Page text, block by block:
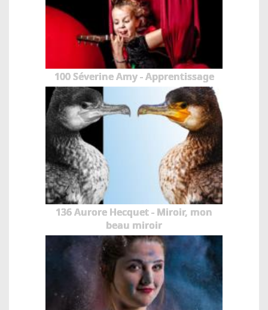
100 Séverine Amy - Apprentissage
136 Aurore Hecquet - Miroir, mon
beau miroir